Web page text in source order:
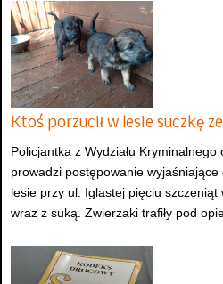
Ktoś porzucił w lesie suczkę
Policjantka z Wydziału
prowadzi postępowanie
lesie przy ul. Iglastej pięciu szczeniąt
wraz z suką. Zwierzaki trafiły pod